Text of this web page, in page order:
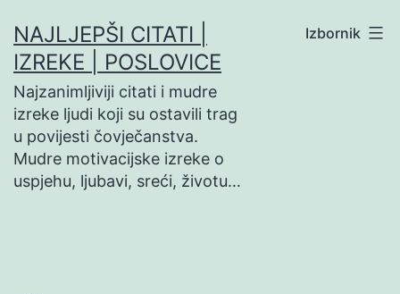
na
sadržaj
NAJLJEPŠI CITATI |
IZREKE | POSLOVICE
Najzanimljiviji citati i mudre
izreke ljudi koji su ostavili trag
u povijesti čovječanstva.
Mudre motivacijske izreke o
uspjehu, ljubavi, sreći, životu…
Izbornik